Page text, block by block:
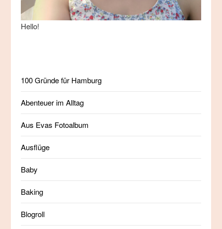
Hello!
100 Gründe für Hamburg
Abenteuer im Alltag
Aus Evas Fotoalbum
Ausflüge
Baby
Baking
Blogroll